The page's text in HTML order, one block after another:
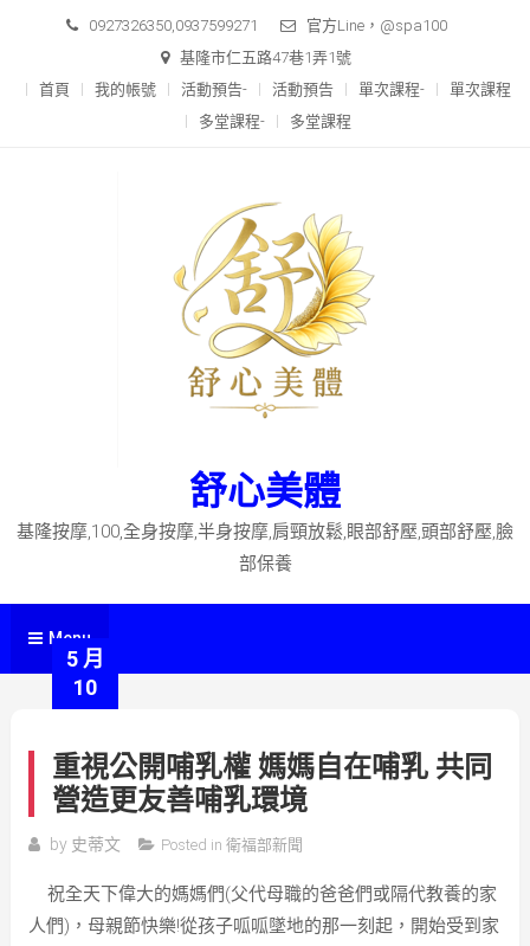
content
0927326350,0937599271
官方Line，@spa100
基隆市仁五路47巷1弄1號
首頁
我的帳號 活動預告- 活動預告 單次課程-
單次課程
多堂課程-
多堂課程
舒心美體
基隆按摩,100,全身按摩,半身按摩,肩頸放鬆,眼部舒壓,頭部舒壓,臉
部保養
Menu
5 月
10
重視公開哺乳權 媽媽自在哺乳 共同
營造更友善哺乳環境
by 史蒂文 Posted in 衛福部新聞
祝全天下偉大的媽媽們(父代母職的爸爸們或隔代教養的家
人們)，母親節快樂!從孩子呱呱墜地的那一刻起，開始受到家